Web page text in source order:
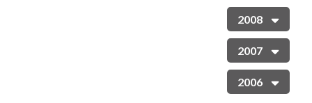
2008
2007
2006